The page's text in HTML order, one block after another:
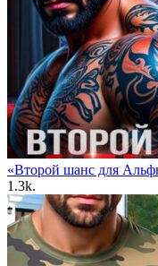
«Второй шанс для
1.3k.